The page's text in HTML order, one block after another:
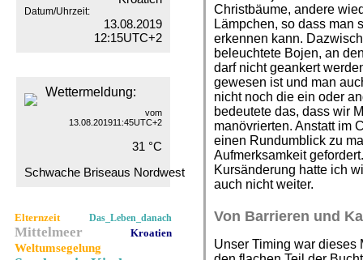
Datum/Uhrzeit:
13.08.2019
12:15UTC+2
Wettermeldung:
vom
13.08.201911:45UTC+2
31 °C
Schwache Briseaus Nordwest
Elternzeit Das_Leben_danach
Mittelmeer Kroatien
Weltumsegelung
Christbäume, andere
Lämpchen, so dass man
erkennen kann.
beleuchtete Bojen, an
darf nicht geankert
gewesen ist und man
nicht noch die ein oder
bedeutete das, dass wir
manövrierten. Anstatt im
einen Rundumblick zu
Aufmerksamkeit
Kursänderung hatte ich
auch nicht weiter.
Von Barrieren und
Unser Timing war dieses